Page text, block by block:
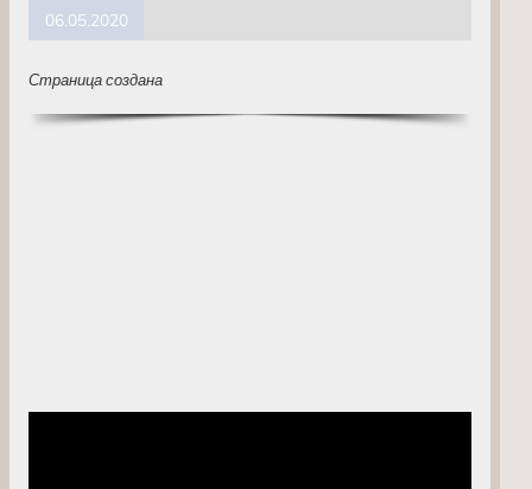
06.05.2020
Страница создана